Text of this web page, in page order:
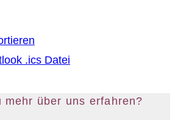
.ics Datei
mehr über uns erfahren?